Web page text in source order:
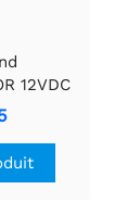
12VDC
à pas